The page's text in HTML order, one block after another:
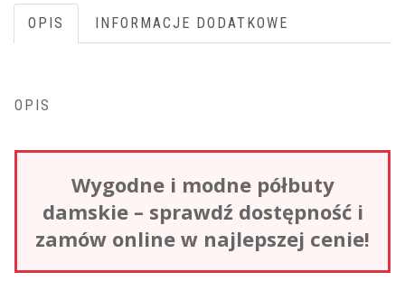
OPIS INFORMACJE DODATKOWE
OPIS
Wygodne i modne półbuty
damskie – sprawdź dostępność i
zamów online w najlepszej cenie!